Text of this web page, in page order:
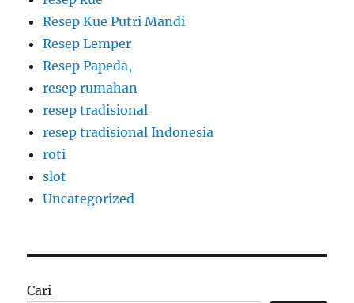
Resep Kue Putri Mandi
Resep Lemper
Resep Papeda,
resep rumahan
resep tradisional
resep tradisional Indonesia
roti
slot
Uncategorized
Cari